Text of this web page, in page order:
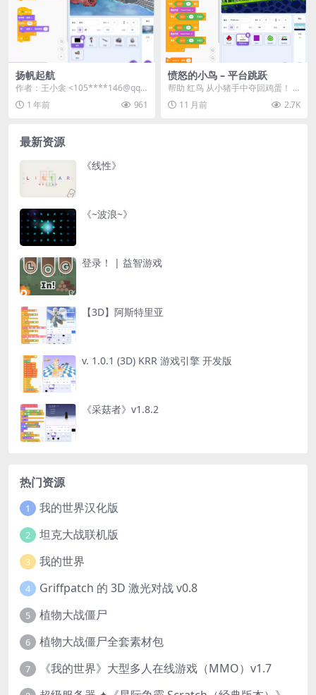
扬帆起航
作者：王小衾 <105****146@qq.c
om> | 站内用户投...
1 年前 961
愤怒的小鸟 – 平台跳跃
帮助 红鸟 从小猪手中夺回鸡蛋！ <
<< 玩法说明 >&...
11 月前 2.7K
最新资源
《线性》
《~波浪~》
登录！ | 益智游戏
【3D】阿斯特里亚
v. 1.0.1 (3D) KRR 游戏引擎 开发版
《采菇者》v1.8.2
热门资源
1 我的世界汉化版
2 坦克大战联机版
3 我的世界
4 Griffpatch 的 3D 激光对战 v0.8
5 植物大战僵尸
6 植物大战僵尸全套素材包
7 《我的世界》大型多人在线游戏（MMO）v1.7